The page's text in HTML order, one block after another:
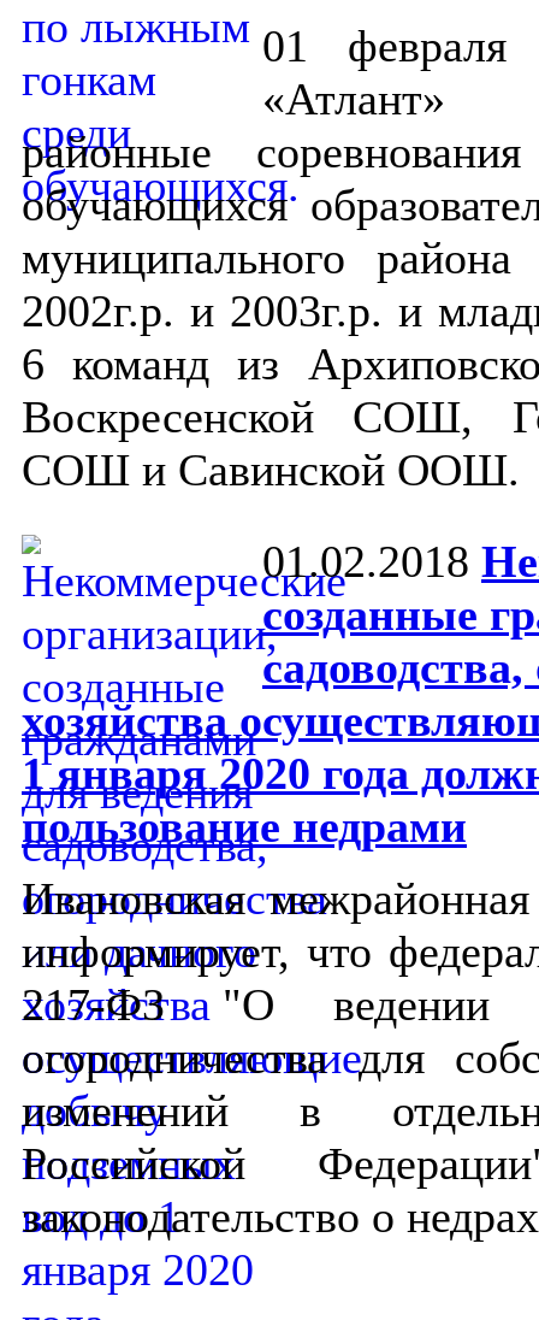
01
«Атлант»
районные
обучающихся
муниципального
2002г.р. и 2003г.р. и
6 команд из
Воскресенской СОШ,
СОШ и Савинской ООШ.
01.02.2018
созданные
хозяйства
1 января 2020 года
пользование недрами
Ивановская
информирует, что
217-ФЗ "О ведении
огородничества для
изменений в
Российской
законодательство о